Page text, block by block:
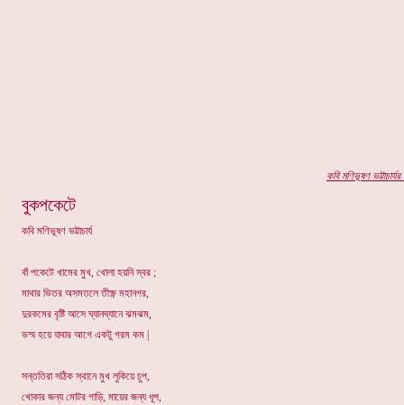
বুকপকেটে
কবি মণিভূষণ ভট্টাচার্য
বাঁ পকেটে খামের মুখ, খোলা হয়নি স্বর ;
মাথার ভিতর অসমতলে তীক্ষ্ণ মহানগর,
দুরকমের বৃষ্টি আসে ঘ্যানঘ্যানে ঝমঝম,
ভস্ম হয়ে যাবার আগে একটু গরম কম |
সন্ততিরা সঠিক স্থানে মুখ লুকিয়ে চুপ,
খোকার জন্য মোটর গাড়ি, মায়ের জন্য ধূপ,
কবি মণিভূষণ ভট্টাচার্যর